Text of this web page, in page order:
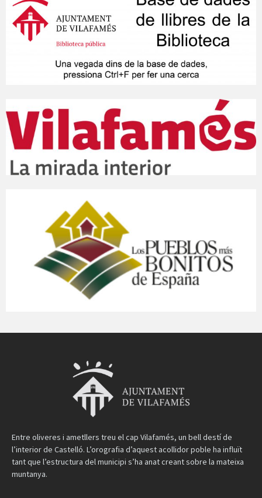
Entre oliveres i ametllers treu el cap Vilafamés, un bell destí de
l’interior de Castelló. L’orografia d’aquest acollidor poble ha influït
tant que l’estructura del municipi s’ha anat creant sobre la mateixa
muntanya.